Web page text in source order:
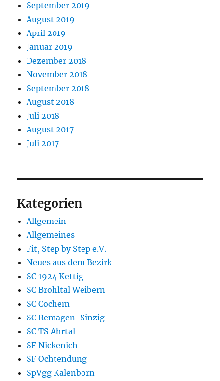
September 2019
August 2019
April 2019
Januar 2019
Dezember 2018
November 2018
September 2018
August 2018
Juli 2018
August 2017
Juli 2017
Kategorien
Allgemein
Allgemeines
Fit, Step by Step e.V.
Neues aus dem Bezirk
SC 1924 Kettig
SC Brohltal Weibern
SC Cochem
SC Remagen-Sinzig
SC TS Ahrtal
SF Nickenich
SF Ochtendung
SpVgg Kalenborn